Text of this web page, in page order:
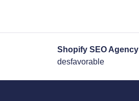
Shopify SEO Agency
desfavorable